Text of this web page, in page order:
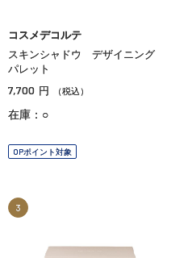
コスメデコルテ
スキンシャドウ デザイニング
パレット
7,700 円 （税込）
在庫：○
OPポイント対象
3